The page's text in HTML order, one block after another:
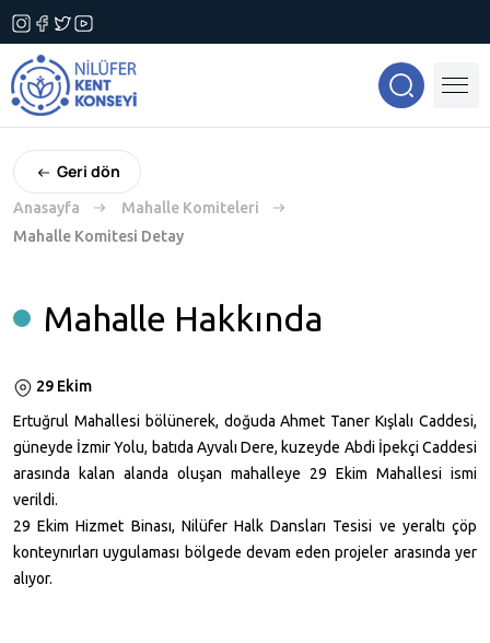
Geri dön
Anasayfa
Mahalle Komiteleri
Mahalle Komitesi Detay
Mahalle Hakkında
29 Ekim
Ertuğrul Mahallesi bölünerek, doğuda Ahmet Taner Kışlalı Caddesi,
güneyde İzmir Yolu, batıda Ayvalı Dere, kuzeyde Abdi İpekçi Caddesi
arasında kalan alanda oluşan mahalleye 29 Ekim Mahallesi ismi
verildi.
29 Ekim Hizmet Binası, Nilüfer Halk Dansları Tesisi ve yeraltı çöp
konteynırları uygulaması bölgede devam eden projeler arasında yer
alıyor.